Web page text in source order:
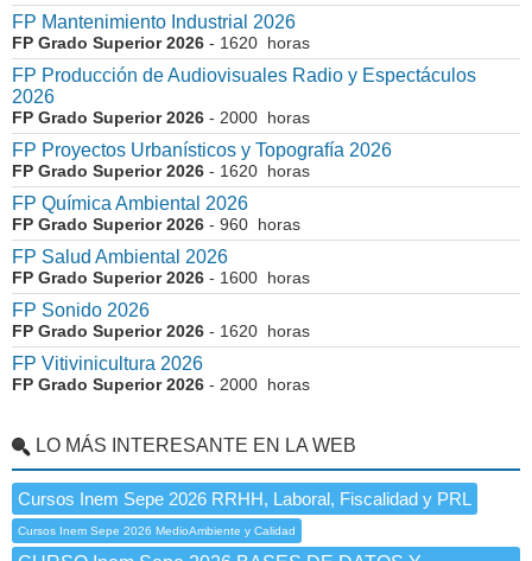
FP Mantenimiento Industrial 2026
FP Grado Superior 2026 - 1620 horas
FP Producción de Audiovisuales Radio y Espectáculos
2026
FP Grado Superior 2026 - 2000 horas
FP Proyectos Urbanísticos y Topografía 2026
FP Grado Superior 2026 - 1620 horas
FP Química Ambiental 2026
FP Grado Superior 2026 - 960 horas
FP Salud Ambiental 2026
FP Grado Superior 2026 - 1600 horas
FP Sonido 2026
FP Grado Superior 2026 - 1620 horas
FP Vitivinicultura 2026
FP Grado Superior 2026 - 2000 horas
LO MÁS INTERESANTE EN LA WEB
Cursos Inem Sepe 2026 RRHH, Laboral, Fiscalidad y PRL
Cursos Inem Sepe 2026 MedioAmbiente y Calidad